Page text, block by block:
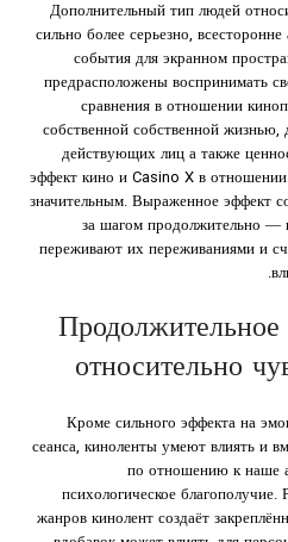
Дополнительный тип людей
сильно более серьезно,
события для экранном
предрасположены воспринимать
сравнения в отношении
собственной собственной жизнью,
действующих лиц а также
эффект кино и Casino X в
значительным. Выраженное эффект
за шагом продолжительно —
переживают их переживаниями и
относительно
Кроме сильного эффекта на
сеанса, киноленты умеют влиять и
по отношению к наше
психологическое
жанров кинолент создаёт